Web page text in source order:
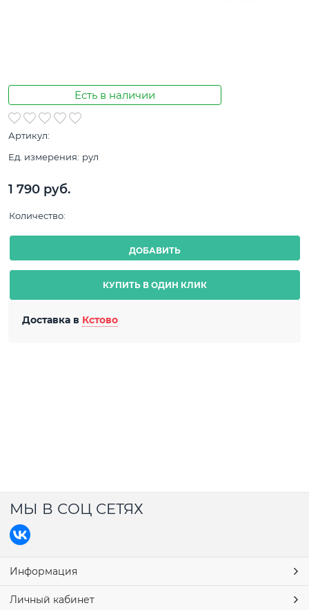
Есть в наличии
Артикул:
Ед. измерения: рул
1 790 руб.
Количество:
ДОБАВИТЬ
КУПИТЬ В ОДИН КЛИК
Доставка в Кстово
МЫ В СОЦ СЕТЯХ
Информация
Личный кабинет